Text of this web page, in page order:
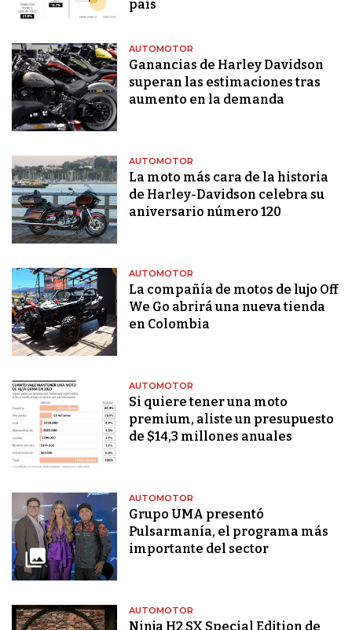
país
AUTOMOTOR
Ganancias de Harley Davidson
superan las estimaciones tras
aumento en la demanda
AUTOMOTOR
La moto más cara de la historia
de Harley-Davidson celebra su
aniversario número 120
AUTOMOTOR
La compañía de motos de lujo Off
We Go abrirá una nueva tienda
en Colombia
AUTOMOTOR
Si quiere tener una moto
premium, aliste un presupuesto
de $14,3 millones anuales
AUTOMOTOR
Grupo UMA presentó
Pulsarmanía, el programa más
importante del sector
AUTOMOTOR
Ninja H2 SX Special Edition de